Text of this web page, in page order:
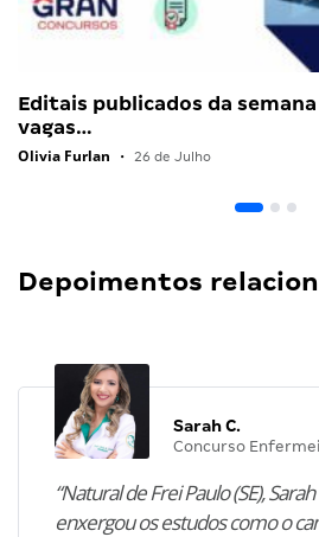
Editais publicados da
vagas…
Olivia Furlan • 26 de Julho
Depoimentos
Sarah C.
Concurso
“Natural de Frei Paulo (SE),
enxergou os estudos como o